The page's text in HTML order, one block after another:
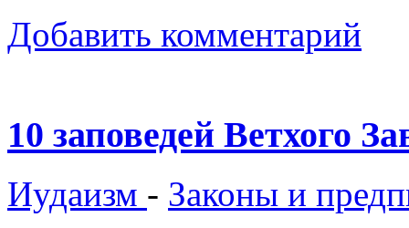
Добавить комментарий
10 заповедей Ветхого
Иудаизм - Законы и